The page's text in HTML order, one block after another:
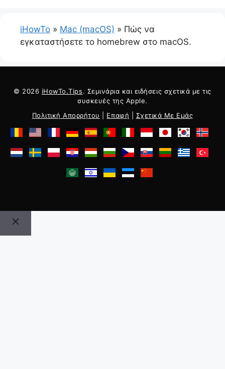
iHowTo » Mac (macOS) » Πώς να
εγκαταστήσετε το homebrew στο macOS.
© 2026 iHowTo.Tips. Σεμινάρια και ειδήσεις σχετικά με τις
συσκευές της Apple.
Πολιτική Απορρήτου
Επαφή Σχετικά Με Εμάς